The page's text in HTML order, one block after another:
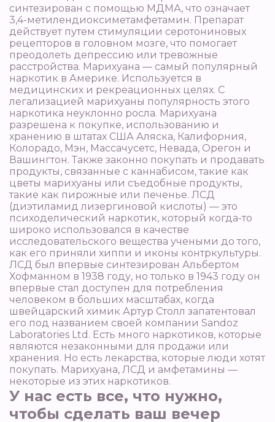
синтезирован с помощью МДМА, что означает
3,4-метилендиоксиметамфетамин. Препарат
действует путем стимуляции серотониновых
рецепторов в головном мозге, что помогает
преодолеть депрессию или тревожные
расстройства. Марихуана — самый популярный
наркотик в Америке. Используется в
медицинских и рекреационных целях. С
легализацией марихуаны популярность этого
наркотика неуклонно росла. Марихуана
разрешена к покупке, использованию и
хранению в штатах США Аляска, Калифорния,
Колорадо, Мэн, Массачусетс, Невада, Орегон и
Вашингтон. Также законно покупать и продавать
продукты, связанные с каннабисом, такие как
цветы марихуаны или съедобные продукты,
такие как пирожные или печенье. ЛСД
(диэтиламид лизергиновой кислоты) — это
психоделический наркотик, который когда-то
широко использовался в качестве
исследовательского вещества учеными до того,
как его приняли хиппи и иконы контркультуры.
ЛСД был впервые синтезирован Альбертом
Хофманном в 1938 году, но только в 1943 году он
впервые стал доступен для потребления
человеком в больших масштабах, когда
швейцарский химик Артур Столл запатентовал
его под названием своей компании Sandoz
Laboratories Ltd. Есть много наркотиков, которые
являются незаконными для продажи или
хранения. Но есть лекарства, которые люди хотят
покупать. Марихуана, ЛСД и амфетамины —
некоторые из этих наркотиков.
У нас есть все, что нужно,
чтобы сделать ваш вечер